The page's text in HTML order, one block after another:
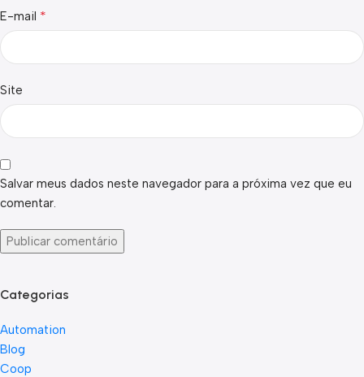
E-mail *
Site
Salvar meus dados neste navegador para a próxima vez que eu
comentar.
Categorias
Automation
Blog
Coop